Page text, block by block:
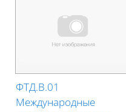
ФТД.В.01
Международные